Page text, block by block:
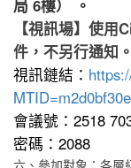
局 6樓） 。
【視訊場】使
件，不另行通知。
視訊鏈結：
會議號：2518
密碼：2088
六、參加對象：各層